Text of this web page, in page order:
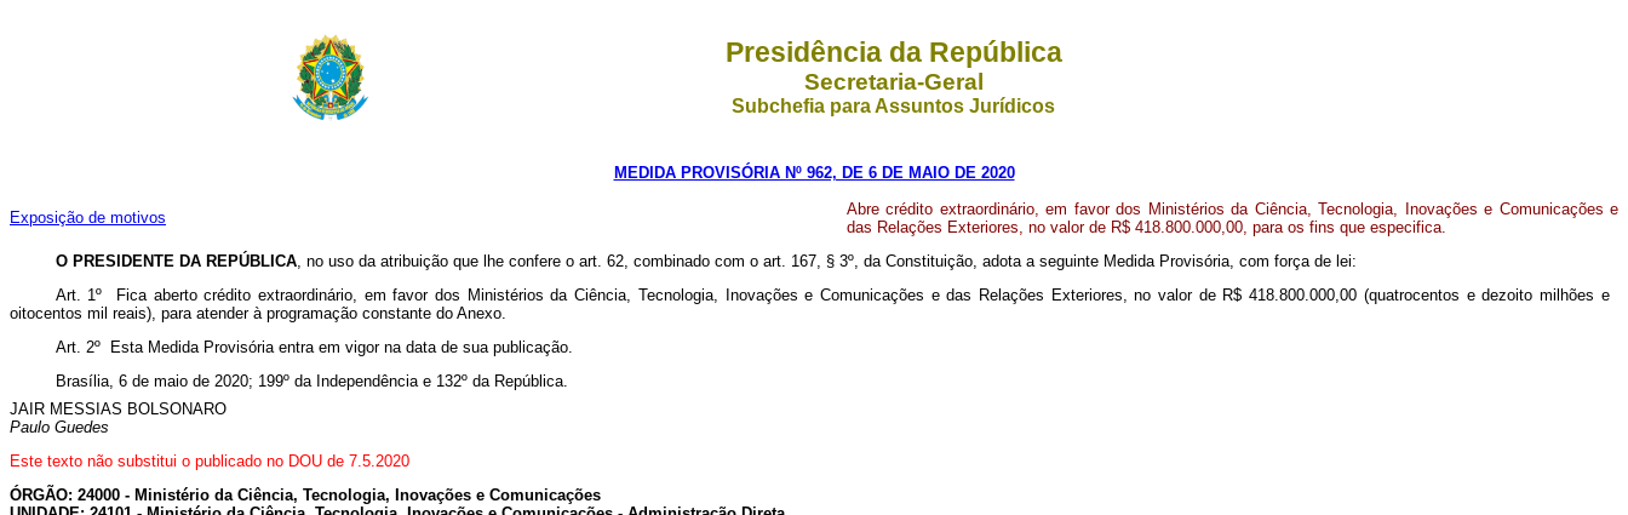
Presidência da República
Secretaria-Geral
Subchefia para Assuntos Jurídicos
MEDIDA PROVISÓRIA Nº 962, DE 6 DE MAIO DE 2020
Exposição de motivos
Abre crédito extraordinário, em favor dos Ministérios da Ciência, Tecnologia, Inovações e Comunicações e
das Relações Exteriores, no valor de R$ 418.800.000,00, para os fins que especifica.
O PRESIDENTE DA REPÚBLICA, no uso da atribuição que lhe confere o art. 62, combinado com o art. 167, § 3º, da Constituição, adota a seguinte Medida Provisória, com força de lei:
Art. 1º Fica aberto crédito extraordinário, em favor dos Ministérios da Ciência, Tecnologia, Inovações e Comunicações e das Relações Exteriores, no valor de R$ 418.800.000,00 (quatrocentos e dezoito milhões e
oitocentos mil reais), para atender à programação constante do Anexo.
Art. 2º Esta Medida Provisória entra em vigor na data de sua publicação.
Brasília, 6 de maio de 2020; 199º da Independência e 132º da República.
JAIR MESSIAS BOLSONARO
Paulo Guedes
Este texto não substitui o publicado no DOU de 7.5.2020
ÓRGÃO: 24000 - Ministério da Ciência, Tecnologia, Inovações e Comunicações